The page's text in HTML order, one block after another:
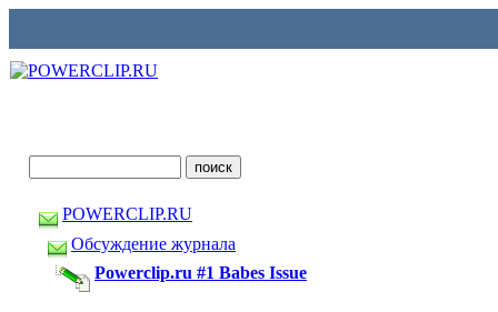
POWERCLIP.RU
Обсуждение журнала
Powerclip.ru #1 Babes Issue